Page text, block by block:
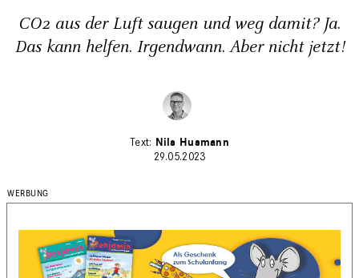
CO2 aus der Luft saugen und weg damit? Ja.
Das kann helfen. Irgendwann. Aber nicht jetzt!
Nils Husmann
29.05.2023